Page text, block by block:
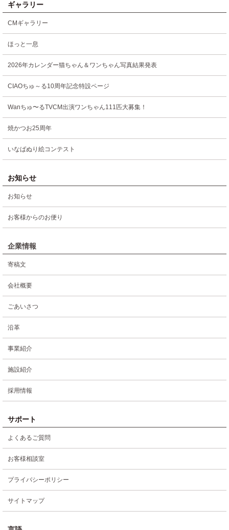
ギャラリー
CMギャラリー
ほっと一息
2026年カレンダー猫ちゃん＆ワンちゃん写真結果発表
CIAOちゅ～る10周年記念特設ページ
Wanちゅ〜るTVCM出演ワンちゃん111匹大募集！
焼かつお25周年
いなばぬり絵コンテスト
お知らせ
お知らせ
お客様からのお便り
企業情報
寄稿文
会社概要
ごあいさつ
沿革
事業紹介
施設紹介
採用情報
サポート
よくあるご質問
お客様相談室
プライバシーポリシー
サイトマップ